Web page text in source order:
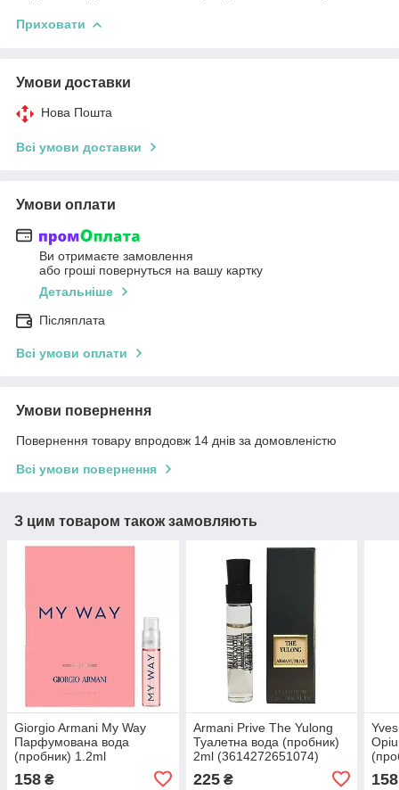
Приховати
Умови доставки
Нова Пошта
Всі умови доставки
Умови оплати
Ви отримаєте замовлення
або гроші повернуться на вашу картку
Детальніше
Післяплата
Всі умови оплати
Умови повернення
Повернення товару впродовж 14 днів за домовленістю
Всі умови повернення
З цим товаром також замовляють
Giorgio Armani My Way
Парфумована вода
(пробник) 1.2ml
158 ₴
Armani Prive The Yulong
Туалетна вода (пробник)
2ml (3614272651074)
225₴ 158